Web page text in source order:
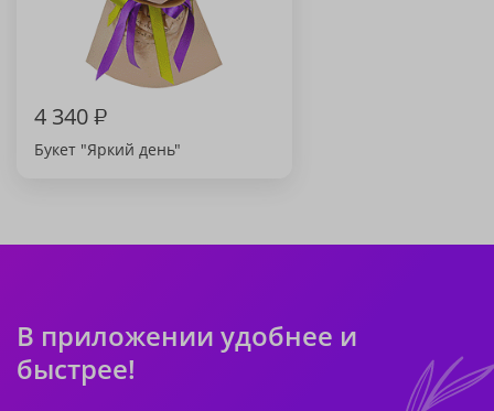
4 340₽
Букет "Яркий день"
В приложении удобнее и
быстрее!